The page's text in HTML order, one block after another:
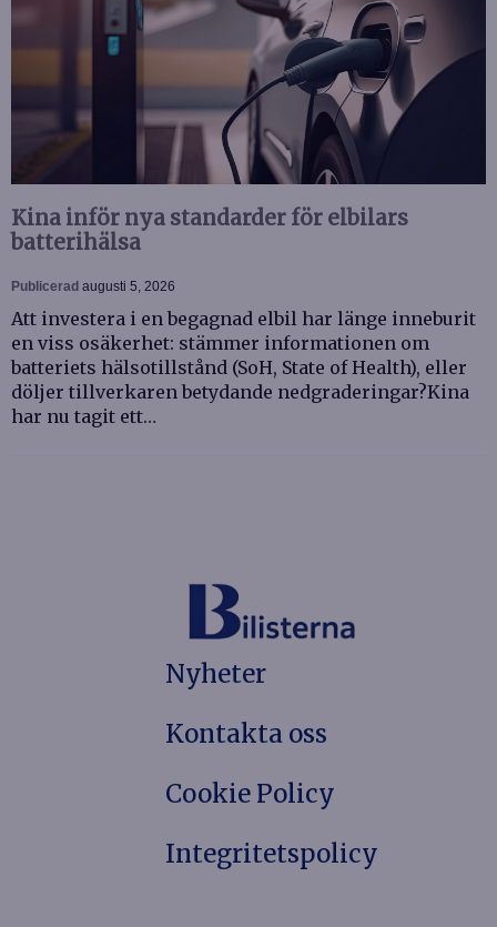
Kina inför nya standarder för elbilars
batterihälsa
Publicerad augusti 5, 2026
Att investera i en begagnad elbil har länge inneburit
en viss osäkerhet: stämmer informationen om
batteriets hälsotillstånd (SoH, State of Health), eller
döljer tillverkaren betydande nedgraderingar?Kina
har nu tagit ett…
Nyheter
Kontakta oss
Cookie Policy
Integritetspolicy